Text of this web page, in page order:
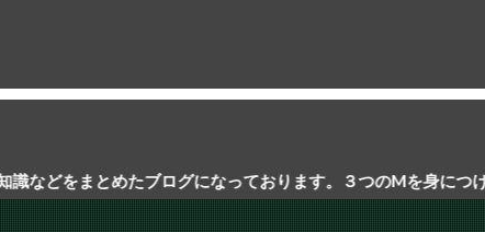
ログになっております。３つのMを身につけて人生を豊かに